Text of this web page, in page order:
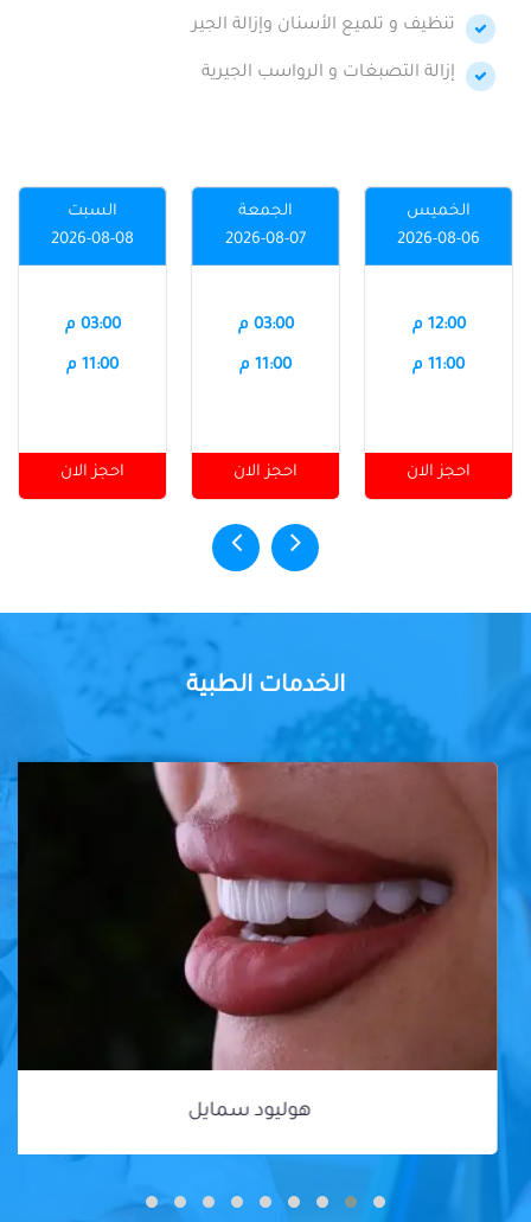
تنظيف و تلميع الأسنان وإزالة الجير
إزالة التصبغات و الرواسب الجيرية
الخميس
2026-08-06
12:00 م
11:00 م
احجز الان
الجمعة
2026-08-07
03:00 م
11:00 م
احجز الان
السبت
2026-08-08
03:00 م
11:00 م
احجز الان
الخدمات الطبية
هوليود سمايل